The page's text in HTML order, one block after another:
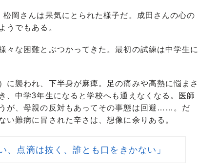
岡さんは呆気にとられた様子だ。成田さんの心の
うでもある。
な困難とぶつかってきた。最初の試練は中学生に
）に襲われ、下半身が麻痺。足の痛みや高熱に悩まさ
、中学3年生になると学校へも通えなくなる。医師
が、母親の反対もあってその事態は回避……。だ
難病に冒された辛さは、想像に余りある。
点滴は抜く、誰とも口をきかない」